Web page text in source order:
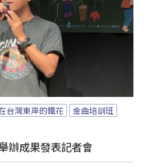
台灣東岸的鐵花
金曲培訓班
辦成果發表記者會